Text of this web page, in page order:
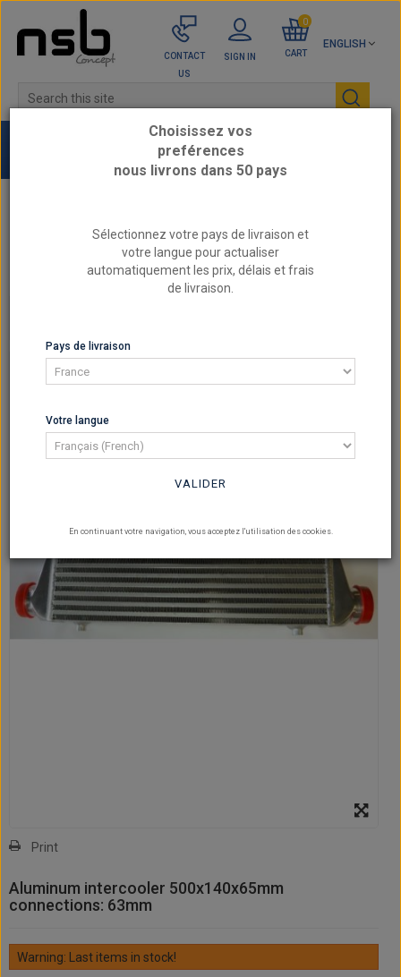
ENGLISH
CONTACT
US
SIGN IN CART
0
Universal intercoolers
Aluminum intercooler 500x140x65mm
connections: 63mm
Print
Aluminum intercooler 500x140x65mm
connections: 63mm
Warning: Last items in stock!
Choisissez vos
preférences
nous livrons dans 50 pays
Sélectionnez votre pays de livraison et
votre langue pour actualiser
automatiquement les prix, délais et frais
de livraison.
Pays de livraison
Votre langue
VALIDER
En continuant votre navigation, vous acceptez l'utilisation des cookies.